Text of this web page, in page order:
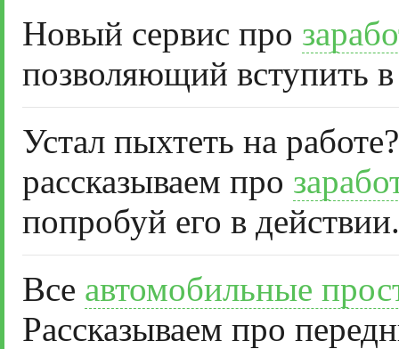
Новый сервис про
позволяющий вступить
Устал пыхтеть на
рассказываем про
попробуй его в действии.
Все автомобильные
Рассказываем про